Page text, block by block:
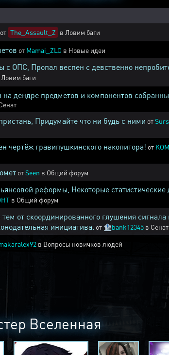
от The_Assault_Z в Ловим баги
от Mamai_ZLO в Новые идеи
с ОПС, Пропал веспен с девственно
Ловим баги
дендре предметов и компонентов
Придумайте что ни будь с ними от
чертёж гравипушкинского накопитора! от
отSeen в Общий форум
реформы, Некоторые статистические
в Общий форум
от скоординированного глушения сигнала
инициатива. от 🏦bank12345 в Сенат
в Вопросы новичков людей
Вселенная